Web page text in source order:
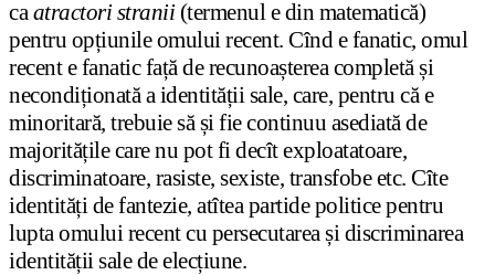
ca atractori stranii (termenul e din matematică)
pentru opțiunile omului recent. Cînd e fanatic, omul
recent e fanatic față de recunoașterea completă și
necondiționată a identității sale, care, pentru că e
minoritară, trebuie să și fie continuu asediată de
majoritățile care nu pot fi decît exploatatoare,
discriminatoare, rasiste, sexiste, transfobe etc. Cîte
identități de fantezie, atîtea partide politice pentru
lupta omului recent cu persecutarea și discriminarea
identității sale de elecțiune.